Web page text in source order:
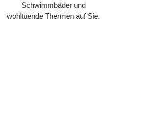
Schwimmbäder und
wohltuende Thermen auf Sie.